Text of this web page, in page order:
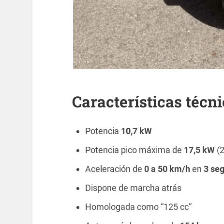
Características
Potencia 10,7 kW
Potencia pico máxima de 17,5 kW
Aceleración de 0 a 50 km/hen 3
Dispone de marcha atrás
Homologada como “125 cc”